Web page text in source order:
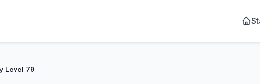
Level 79